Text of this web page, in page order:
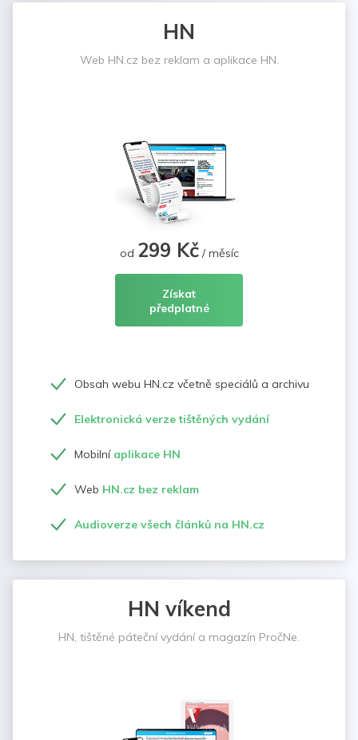
HN
Web HN.cz bez reklam a aplikace HN.
od 299 Kč/ měsíc
Získat
předplatné
Obsah webu HN.cz včetně speciálů a archivu
Elektronická verze tištěných vydání
Mobilní aplikace HN
Web HN.cz bez reklam
Audioverze všech článků na HN.cz
HN víkend
HN, tištěné páteční vydání a magazín PročNe.